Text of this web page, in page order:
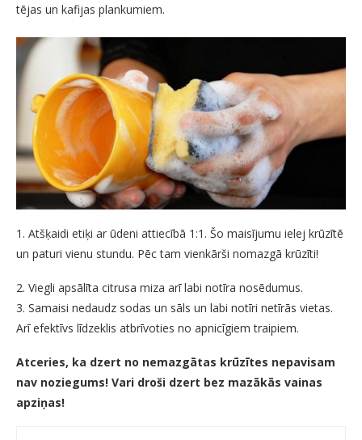
tējas un kafijas plankumiem.
1. Atšķaidi etiķi ar ūdeni attiecībā 1:1. Šo maisījumu ielej krūzītē
un paturi vienu stundu. Pēc tam vienkārši nomazgā krūzīti!
2. Viegli apsālīta citrusa miza arī labi notīra nosēdumus.
3. Samaisi nedaudz sodas un sāls un labi notīri netīrās vietas.
Arī efektīvs līdzeklis atbrīvoties no apnicīgiem traipiem.
Atceries, ka dzert no nemazgātas krūzītes nepavisam
nav noziegums! Vari droši dzert bez mazākās vainas
apziņas!